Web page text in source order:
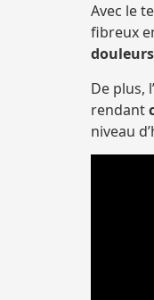
Avec le
fibreux
De plus,
rendant
niveau